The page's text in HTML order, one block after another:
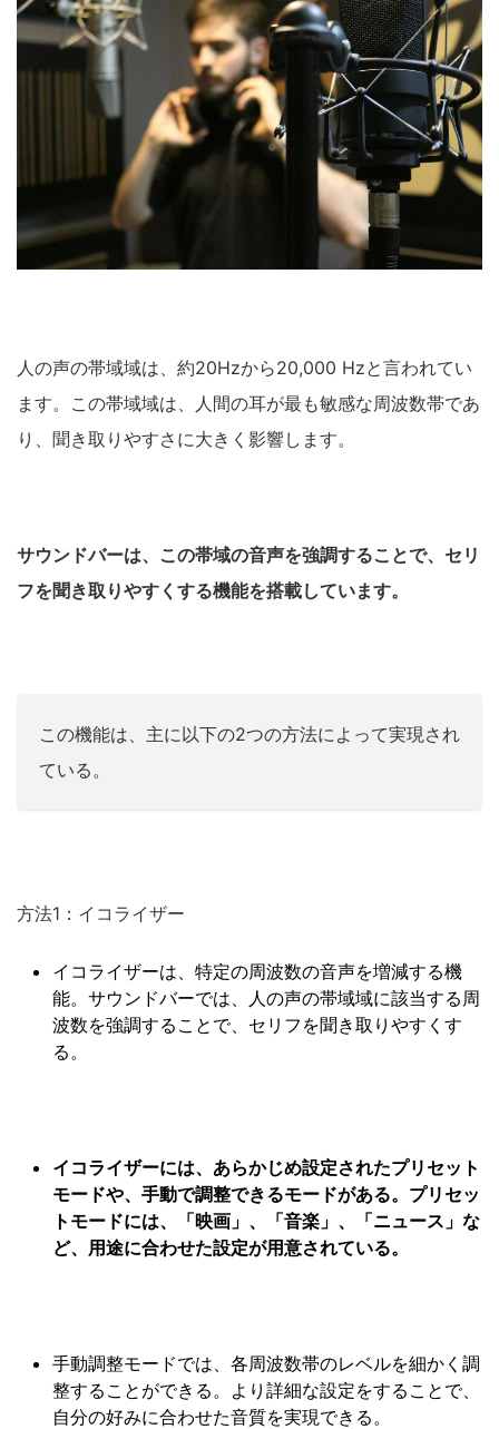
人の声の帯域域は、約20Hzから20,000 Hzと言われてい
ます。この帯域域は、人間の耳が最も敏感な周波数帯であ
り、聞き取りやすさに大きく影響します。
サウンドバーは、この帯域の音声を強調することで、セリ
フを聞き取りやすくする機能を搭載しています。
この機能は、主に以下の2つの方法によって実現され
ている。
方法1：イコライザー
イコライザーは、特定の周波数の音声を増減する機
能。サウンドバーでは、人の声の帯域域に該当する周
波数を強調することで、セリフを聞き取りやすくす
る。
イコライザーには、あらかじめ設定されたプリセット
モードや、手動で調整できるモードがある。プリセッ
トモードには、「映画」、「音楽」、「ニュース」な
ど、用途に合わせた設定が用意されている。
手動調整モードでは、各周波数帯のレベルを細かく調
整することができる。より詳細な設定をすることで、
自分の好みに合わせた音質を実現できる。